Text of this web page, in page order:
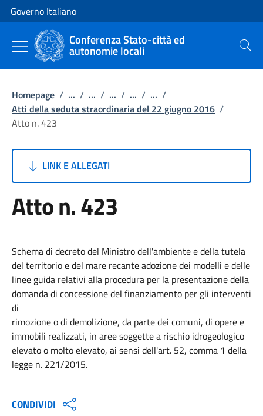
Vai al contenuto
Vai alla navigazione del sito
Governo Italiano
Conferenza Stato-città ed
autonomie locali Cerca
Homepage / ... / ... / ... / ... / ... /
Atti della seduta straordinaria del 22 giugno 2016 /
Atto n. 423
LINK E ALLEGATI
Atto n. 423
Schema di decreto del Ministro dell'ambiente e della tutela
del territorio e del mare recante adozione dei modelli e delle
linee guida relativi alla procedura per la presentazione della
domanda di concessione del finanziamento per gli interventi
di
rimozione o di demolizione, da parte dei comuni, di opere e
immobili realizzati, in aree soggette a rischio idrogeologico
elevato o molto elevato, ai sensi dell'art. 52, comma 1 della
legge n. 221/2015.
CONDIVIDI